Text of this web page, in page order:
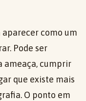
aparecer como um
Pode ser
ameaça, cumprir
que existe mais
O ponto em